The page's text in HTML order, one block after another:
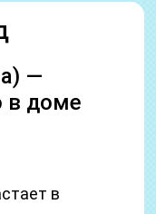
—
в доме
в